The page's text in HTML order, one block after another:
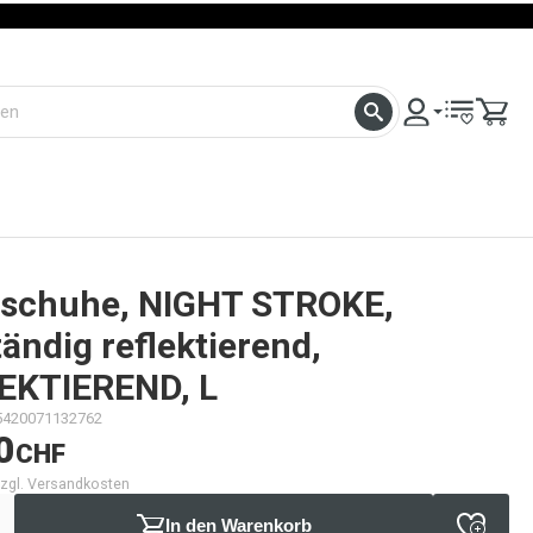
NIGHT STROKE,
reflektierend,
L
CHF
Versandkosten
In den Warenkorb